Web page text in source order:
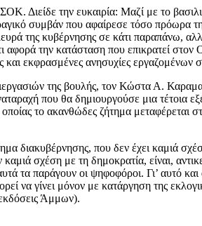
Διείδε την ευκαιρία: Μαζί με το
συμβάν που αφαίρεσε τόσο
της κυβέρνησης σε κάτι παραπάνω,
αφορά την κατάσταση που επικρατεί
και εκφρασμένες ανησυχίες εργαζομένων
της βουλής, τον Κώστα Α.
που θα δημιουργούσε μια
το ακανθώδες ζήτημα μεταφέρεται
διακυβέρνησης, που δεν έχει καμιά
σχέση με τη δημοκρατία, είναι,
τα παράγουν οι ψηφοφόροι. Γι’ αυτό
να γίνει μόνον με κατάργηση της
Άμμων).